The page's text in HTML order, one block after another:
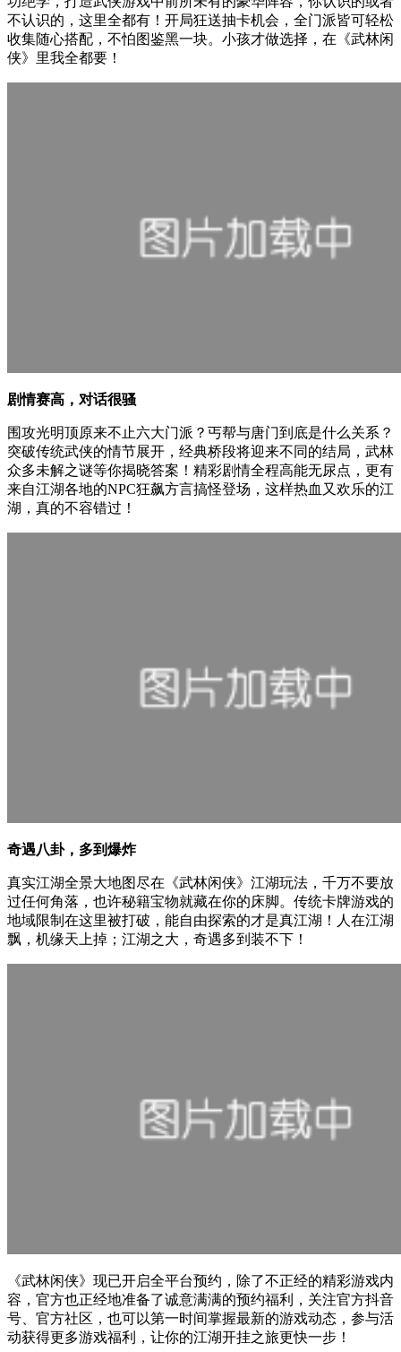
不认识的，这里全都有！开局狂送抽卡机会，全门派皆可轻松
收集随心搭配，不怕图鉴黑一块。小孩才做选择，在《武林闲
侠》里我全都要！
剧情赛高，对话很骚
围攻光明顶原来不止六大门派？丐帮与唐门到底是什么关系？
突破传统武侠的情节展开，经典桥段将迎来不同的结局，武林
众多未解之谜等你揭晓答案！精彩剧情全程高能无尿点，更有
来自江湖各地的NPC狂飙方言搞怪登场，这样热血又欢乐的江
湖，真的不容错过！
奇遇八卦，多到爆炸
真实江湖全景大地图尽在《武林闲侠》江湖玩法，千万不要放
过任何角落，也许秘籍宝物就藏在你的床脚。传统卡牌游戏的
地域限制在这里被打破，能自由探索的才是真江湖！人在江湖
飘，机缘天上掉；江湖之大，奇遇多到装不下！
《武林闲侠》现已开启全平台预约，除了不正经的精彩游戏内
容，官方也正经地准备了诚意满满的预约福利，关注官方抖音
号、官方社区，也可以第一时间掌握最新的游戏动态，参与活
动获得更多游戏福利，让你的江湖开挂之旅更快一步！